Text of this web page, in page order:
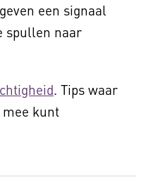
geven een signaal
spullen naar
. Tips waar
kunt